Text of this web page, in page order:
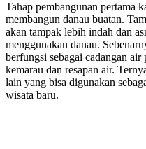
Tahap pembangunan pertama
membangun danau buatan.
akan tampak lebih indah dan
menggunakan danau.
berfungsi sebagai cadangan air
kemarau dan resapan air.
lain yang bisa digunakan
wisata baru.